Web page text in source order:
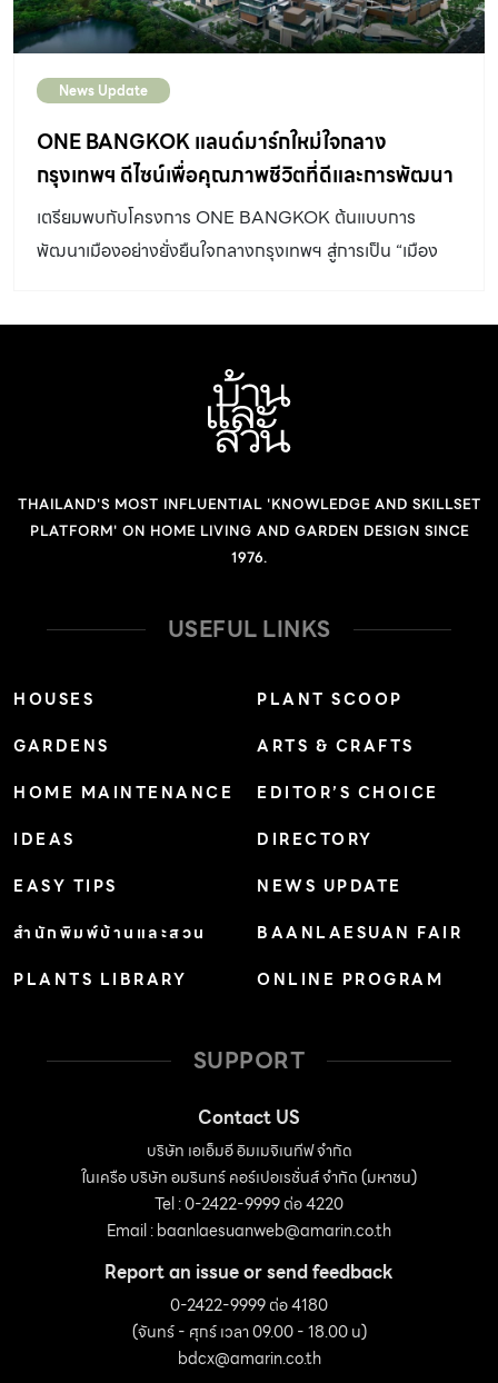
News Update
ONE BANGKOK แลนด์มาร์กใหม่ใจกลาง
กรุงเทพฯ ดีไซน์เพื่อคุณภาพชีวิตที่ดีและการพัฒนา
เมืองอย่างยั่งยืน
เตรียมพบกับโครงการ ONE BANGKOK ต้นแบบการ
พัฒนาเมืองอย่างยั่งยืนใจกลางกรุงเทพฯ สู่การเป็น “เมือง
THAILAND'S MOST INFLUENTIAL 'KNOWLEDGE AND SKILLSET
PLATFORM' ON HOME LIVING AND GARDEN DESIGN SINCE
1976.
USEFUL LINKS
HOUSES
GARDENS
HOME MAINTENANCE
IDEAS
EASY TIPS
สำนักพิมพ์บ้านและสวน
PLANTS LIBRARY
PLANT SCOOP
ARTS & CRAFTS
EDITOR’S CHOICE
DIRECTORY
NEWS UPDATE
BAANLAESUAN FAIR
ONLINE PROGRAM
SUPPORT
Contact US
บริษัท เอเอ็มอี อิมเมจิเนทีฟ จำกัด
ในเครือ บริษัท อมรินทร์ คอร์เปอเรชั่นส์ จำกัด (มหาชน)
Tel : 0-2422-9999 ต่อ 4220
Email :baanlaesuanweb@amarin.co.th
Report an issue or send feedback
0-2422-9999 ต่อ 4180
(จันทร์ - ศุกร์ เวลา 09.00 - 18.00 น)
bdcx@amarin.co.th